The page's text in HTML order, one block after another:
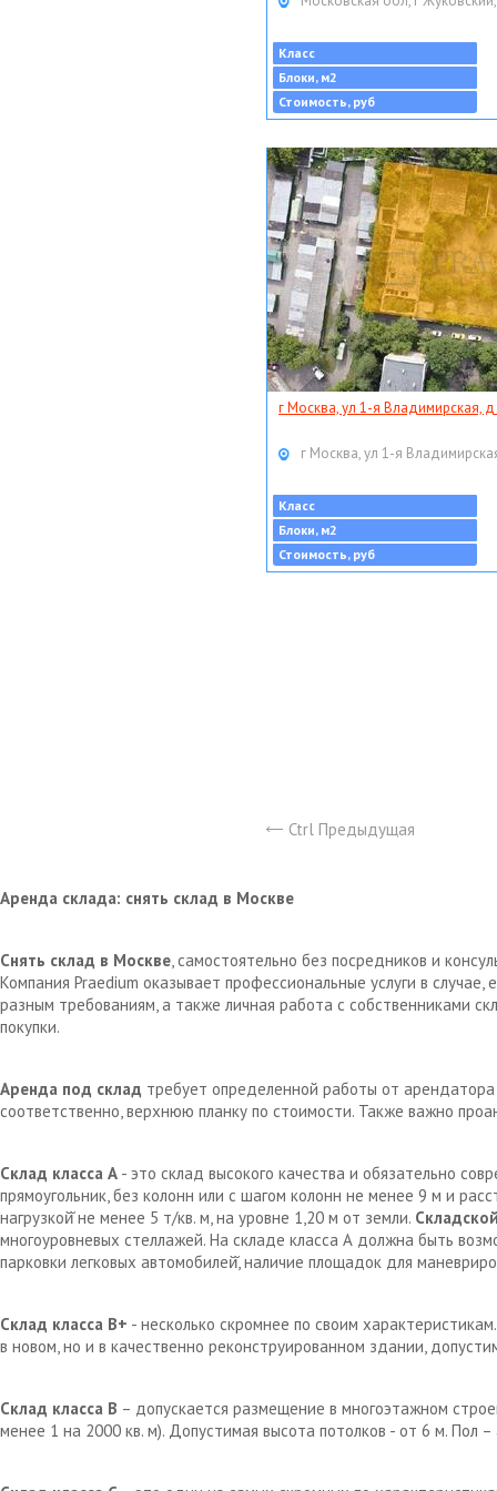
Класс
Блоки, м2
Стоимость, руб
г Москва, ул 1-я Владимирская, д
г Москва, ул 1-я
Класс
Блоки, м2
Стоимость, руб
Ctrl Предыдущая
Аренда склада: снять склад в Москве
Снять склад в Москве, самостоятельно без посредников и
Компания Praedium оказывает профессиональные услуги в
разным требованиям, а также личная работа с собственниками
покупки.
Аренда под склад требует определенной работы от
соответственно, верхнюю планку по стоимости. Также важно
Склад класса А - это склад высокого качества и обязательно
прямоугольник, без колонн или с шагом колонн не менее 9 м и
нагрузкой̆ не менее 5 т/кв. м, на уровне 1,20 м от земли.
многоуровневых стеллажей. На складе класса А должна быть
парковки легковых автомобилей̆, наличие площадок для
Склад класса В+ - несколько скромнее по своим
в новом, но и в качественно реконструированном здании,
Склад класса В – допускается размещение в многоэтажном
менее 1 на 2000 кв. м). Допустимая высота потолков - от 6 м. Пол